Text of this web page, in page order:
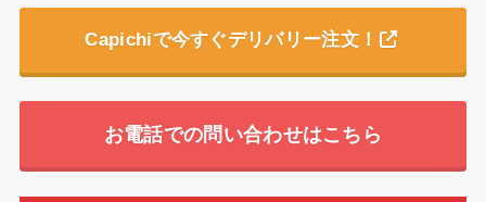
Capichiで今すぐデリバリー注文！
お電話での問い合わせはこちら